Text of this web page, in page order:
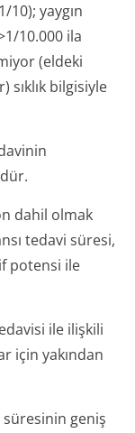
10); yaygın
10.000 ila
(eldeki
bilgisiyle
dahil olmak
tedavi süresi,
potensi ile
ile ilişkili
için yakından
geniş